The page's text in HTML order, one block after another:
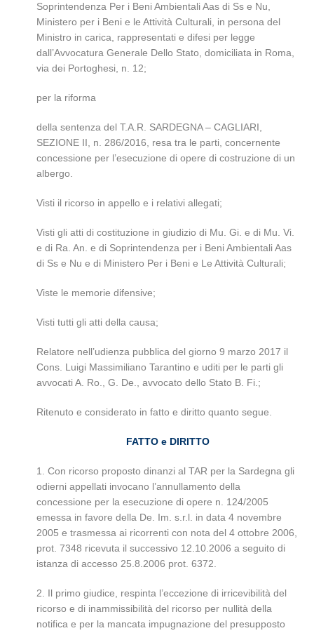
Soprintendenza Per i Beni Ambientali Aas di Ss e Nu,
Ministero per i Beni e le Attività Culturali, in persona del
Ministro in carica, rappresentati e difesi per legge
dall’Avvocatura Generale Dello Stato, domiciliata in Roma,
via dei Portoghesi, n. 12;
per la riforma
della sentenza del T.A.R. SARDEGNA – CAGLIARI,
SEZIONE II, n. 286/2016, resa tra le parti, concernente
concessione per l’esecuzione di opere di costruzione di un
albergo.
Visti il ricorso in appello e i relativi allegati;
Visti gli atti di costituzione in giudizio di Mu. Gi. e di Mu. Vi.
e di Ra. An. e di Soprintendenza per i Beni Ambientali Aas
di Ss e Nu e di Ministero Per i Beni e Le Attività Culturali;
Viste le memorie difensive;
Visti tutti gli atti della causa;
Relatore nell’udienza pubblica del giorno 9 marzo 2017 il
Cons. Luigi Massimiliano Tarantino e uditi per le parti gli
avvocati A. Ro., G. De., avvocato dello Stato B. Fi.;
Ritenuto e considerato in fatto e diritto quanto segue.
FATTO e DIRITTO
1. Con ricorso proposto dinanzi al TAR per la Sardegna gli
odierni appellati invocano l’annullamento della
concessione per la esecuzione di opere n. 124/2005
emessa in favore della De. Im. s.r.l. in data 4 novembre
2005 e trasmessa ai ricorrenti con nota del 4 ottobre 2006,
prot. 7348 ricevuta il successivo 12.10.2006 a seguito di
istanza di accesso 25.8.2006 prot. 6372.
2. Il primo giudice, respinta l’eccezione di irricevibilità del
ricorso e di inammissibilità del ricorso per nullità della
notifica e per la mancata impugnazione del presupposto